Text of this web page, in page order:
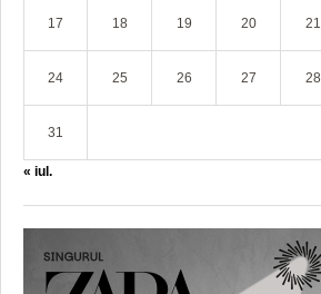
17 18 19 20 21
24 25 26 27 28
31
« iul.